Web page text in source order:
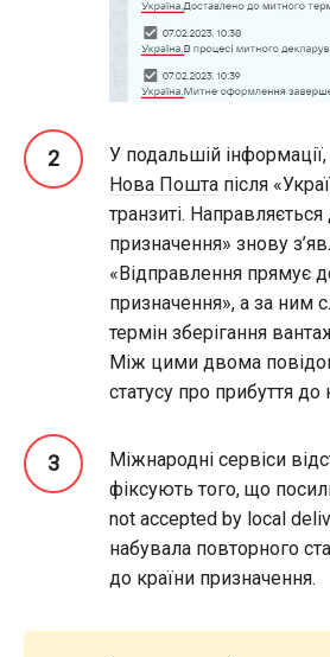
У подальшій
Нова Пошта після
транзиті.
призначення» знову
«Відправлення прямує
призначення», а за ним
термін зберігання
Між цими двома
статусу про прибуття до
Міжнародні сервіси
фіксують того, що
not accepted by local
набувала повторного
до країни призначення.